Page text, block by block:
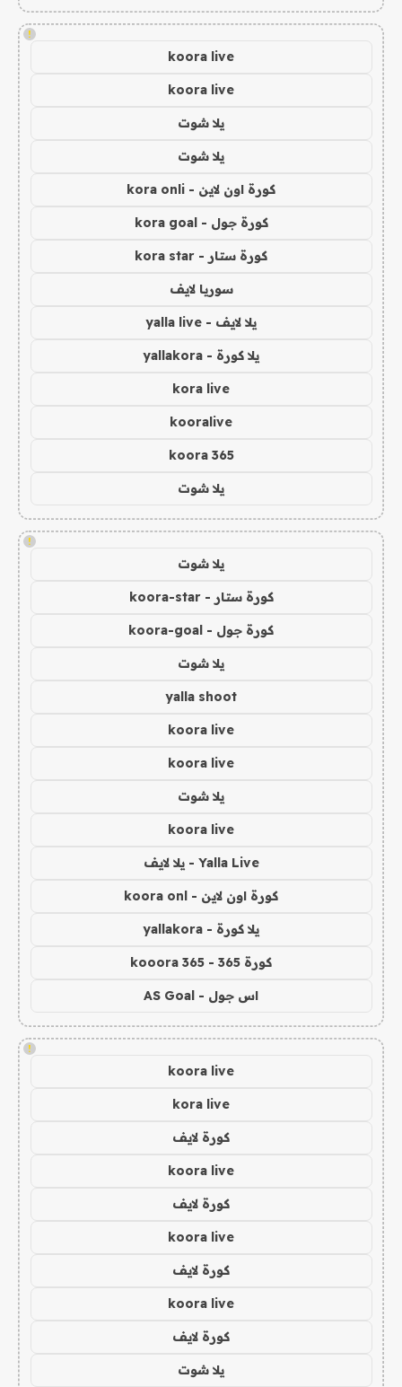
!
koora live
koora live
يلا شوت
يلا شوت
كورة اون لاين - kora onli
كورة جول - kora goal
كورة ستار - kora star
سوريا لايف
يلا لايف - yalla live
يلا كورة - yallakora
kora live
kooralive
koora 365
يلا شوت
!
يلا شوت
كورة ستار - koora-star
كورة جول - koora-goal
يلا شوت
yalla shoot
koora live
koora live
يلا شوت
koora live
Yalla Live - يلا لايف
كورة اون لاين - koora onl
يلا كورة - yallakora
كورة 365 - kooora 365
اس جول - AS Goal
!
koora live
kora live
كورة لايف
koora live
كورة لايف
koora live
كورة لايف
koora live
كورة لايف
يلا شوت